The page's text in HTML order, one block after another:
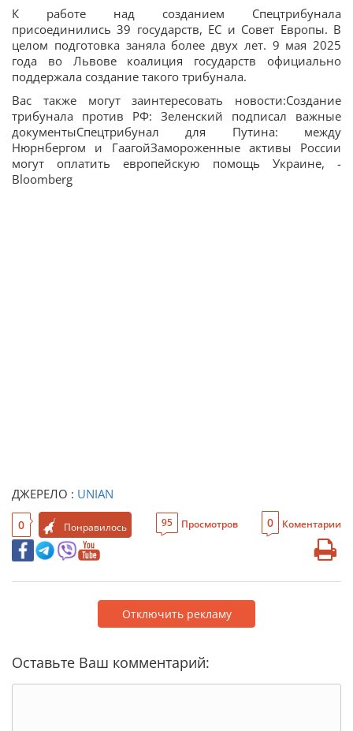
К работе над созданием Спецтрибунала
присоединились 39 государств, ЕС и Совет Европы. В
целом подготовка заняла более двух лет. 9 мая 2025
года во Львове коалиция государств официально
поддержала создание такого трибунала.
Вас также могут заинтересовать новости:Создание
трибунала против РФ: Зеленский подписал важные
документыСпецтрибунал для Путина: между
Нюрнбергом и ГаагойЗамороженные активы России
могут оплатить европейскую помощь Украине, -
Bloomberg
ДЖЕРЕЛО : UNIAN
0 Понравилось 95 Просмотров 0 Коментарии
Отключить рекламу
Оставьте Ваш комментарий: